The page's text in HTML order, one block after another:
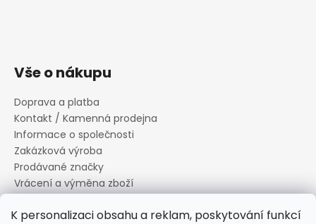
K personalizaci obsahu a reklam, poskytování funkcí
Vše o nákupu
Doprava a platba
Kontakt / Kamenná prodejna
Informace o společnosti
Zakázková výroba
Prodávané značky
Vrácení a výměna zboží
Informace o souborech cookies